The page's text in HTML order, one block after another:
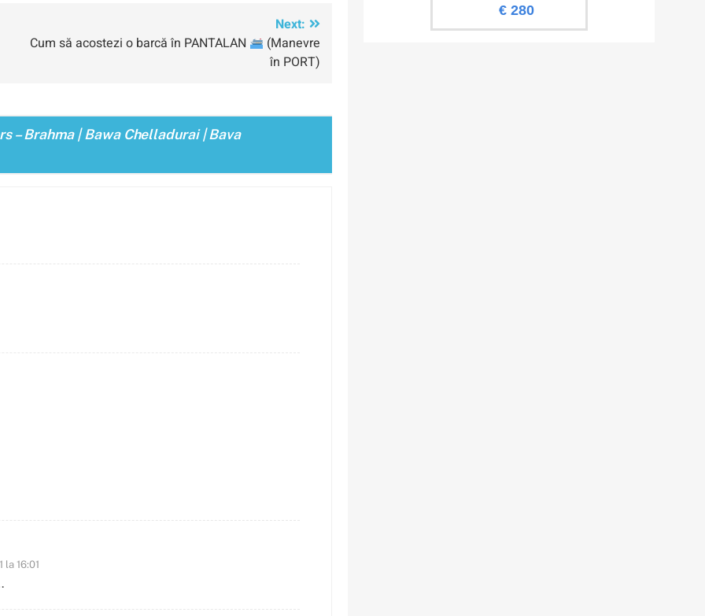
Next:
Cum să acostezi o barcă în PANTALAN
(Manevre
în PORT)
– Brahma | Bawa Chelladurai | Bava
la 16:01
€ 280